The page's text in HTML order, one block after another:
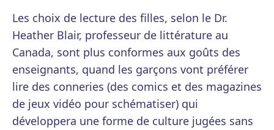
Les choix de lecture des filles, selon le Dr.
Heather Blair, professeur de littérature au
Canada, sont plus conformes aux goûts des
enseignants, quand les garçons vont préférer
lire des conneries (des comics et des magazines
de jeux vidéo pour schématiser) qui
développera une forme de culture jugées sans